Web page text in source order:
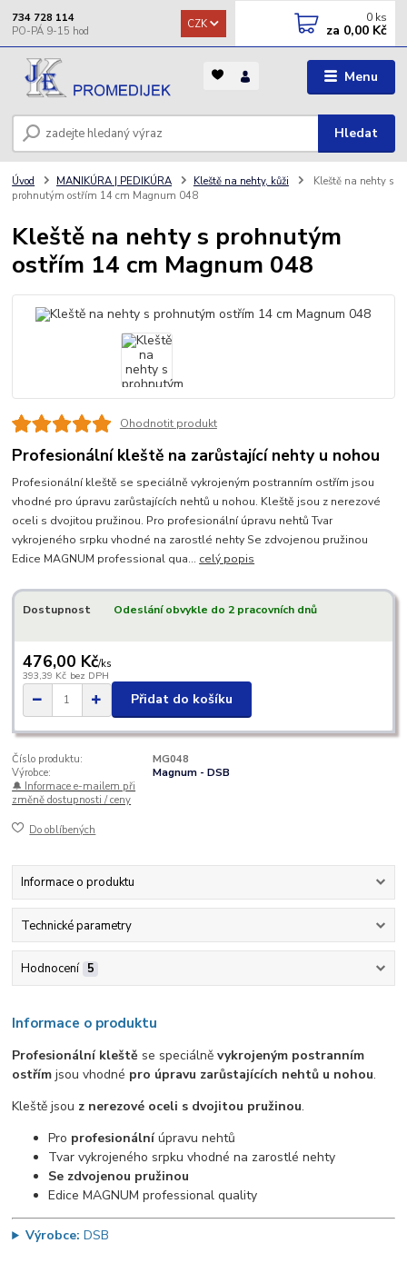
Menu
CZK
Hledat
734 728 114 0 ks
za 0,00 Kč
Úvod MANIKÚRA | PEDIKÚRA Kleště na nehty, kůži
Kleště na nehty s
prohnutým ostřím 14 cm Magnum 048
Kleště na nehty s prohnutým
ostřím 14 cm Magnum 048
Ohodnotit produkt
Profesionální kleště na zarůstající nehty u nohou
Profesionální kleště se speciálně vykrojeným postranním ostřím jsou
vhodné pro úpravu zarůstajících nehtů u nohou. Kleště jsou z nerezové
oceli s dvojitou pružinou. Pro profesionální úpravu nehtů Tvar
vykrojeného srpku vhodné na zarostlé nehty Se zdvojenou pružinou
Edice MAGNUM professional qua... celý popis
Dostupnost Odeslání obvykle do 2 pracovních dnů
476,00 Kč/ks
393,39 Kč bez DPH
Přidat do košíku
Číslo produktu:
MG048
Výrobce:
Magnum - DSB
🔔 Informace e-mailem při
změně dostupnosti / ceny
Do oblíbených
Informace o produktu
Technické parametry
Hodnocení 5
Informace o produktu
Profesionální kleště se speciálněvykrojeným postranním
ostřím jsou vhodné pro úpravu zarůstajících nehtů u nohou.
Kleště jsou z nerezové oceli s dvojitou pružinou.
Pro profesionálníúpravu nehtů
Tvar vykrojeného srpku vhodné na zarostlé nehty
Se zdvojenou pružinou
Edice MAGNUM professional quality
Výrobce: DSB